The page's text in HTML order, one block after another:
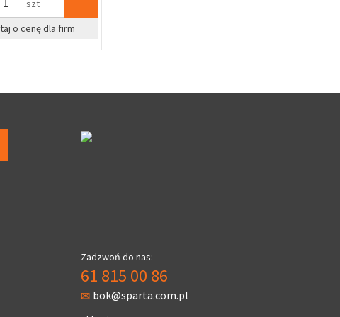
Zadzwoń do nas:
61 815 00 86
bok@sparta.com.pl